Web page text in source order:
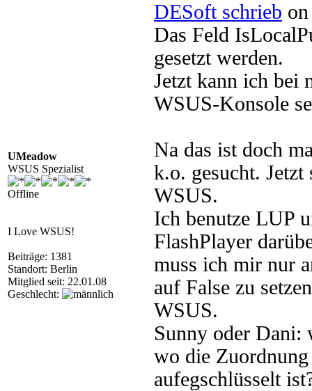
UMeadow
WSUS Spezialist
Offline
I Love WSUS!
Beiträge: 1381
Standort: Berlin
Mitglied seit: 22.01.08
Geschlecht:
DESoft schrieb
Das Feld
gesetzt werden.
Jetzt kann ich bei
WSUS-Konsole
Na das ist doch
k.o. gesucht.
WSUS.
Ich benutze LUP
FlashPlayer
muss ich mir nur
auf False zu
WSUS.
Sunny oder Dani:
wo die
aufegschlüsselt